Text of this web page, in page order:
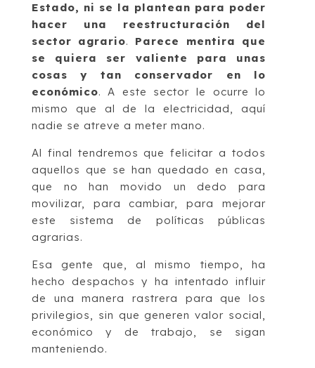
Estado, ni se la plantean para poder
hacer una reestructuración del
sector agrario. Parece mentira que
se quiera ser valiente para unas
cosas y tan conservador en lo
económico. A este sector le ocurre lo
mismo que al de la electricidad, aquí
nadie se atreve a meter mano.
Al final tendremos que felicitar a todos
aquellos que se han quedado en casa,
que no han movido un dedo para
movilizar, para cambiar, para mejorar
este sistema de políticas públicas
agrarias.
Esa gente que, al mismo tiempo, ha
hecho despachos y ha intentado influir
de una manera rastrera para que los
privilegios, sin que generen valor social,
económico y de trabajo, se sigan
manteniendo.